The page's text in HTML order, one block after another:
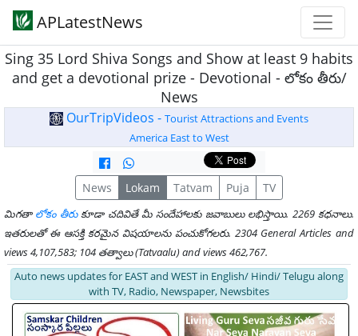
APLatestNews
Sing 35 Lord Shiva Songs and Show at least 9 habits
and get a devotional prize - Devotional - లోకం తీరు/
News
OurTripVideos - Tourist Attractions and Events
America East to West
News Lokam Tatvam Puja TV
మిగతా లోకం తీరుకూడా చదివితే మీ సందేహాలకు జవాబులు లభిస్తాయి. 2269 కధనాలు.
ఇతరులతో ఈ ఆసక్తి కరమైన విషయాలను పంచుకోగలరు. 2304 General Articles and
views 4,107,583; 104 తత్వాలు (Tatvaalu) and views 462,767.
Auto news updates for EAST and WEST in English/ Hindi/ Telugu along
with TV, Radio, Newspaper, Newsbites